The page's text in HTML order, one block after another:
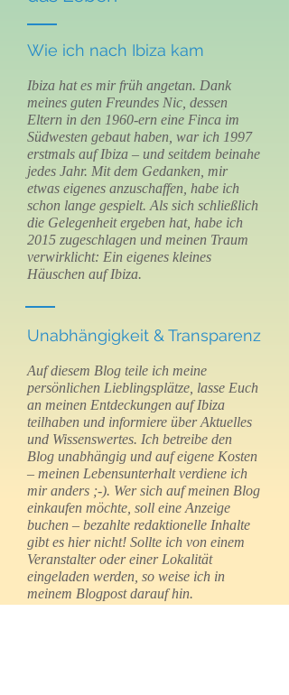
Wie ich nach Ibiza kam
Ibiza hat es mir früh angetan. Dank
meines guten Freundes Nic, dessen
Eltern in den 1960-ern eine Finca im
Südwesten gebaut haben, war ich 1997
erstmals auf Ibiza – und seitdem beinahe
jedes Jahr. Mit dem Gedanken, mir
etwas eigenes anzuschaffen, habe ich
schon lange gespielt. Als sich schließlich
die Gelegenheit ergeben hat, habe ich
2015 zugeschlagen und meinen Traum
verwirklicht: Ein eigenes kleines
Häuschen auf Ibiza.
Unabhängigkeit & Transparenz
Auf diesem Blog teile ich meine
persönlichen Lieblingsplätze, lasse Euch
an meinen Entdeckungen auf Ibiza
teilhaben und informiere über Aktuelles
und Wissenswertes. Ich betreibe den
Blog unabhängig und auf eigene Kosten
– meinen Lebensunterhalt verdiene ich
mir anders ;-). Wer sich auf meinen Blog
einkaufen möchte, soll eine Anzeige
buchen – bezahlte redaktionelle Inhalte
gibt es hier nicht! Sollte ich von einem
Veranstalter oder einer Lokalität
eingeladen werden, so weise ich in
meinem Blogpost darauf hin.